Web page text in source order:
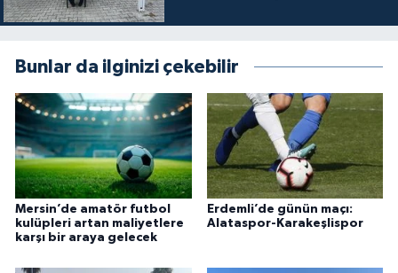
Bunlar da ilginizi çekebilir
Mersin’de amatör futbol
kulüpleri artan maliyetlere
karşı bir araya gelecek
Erdemli’de günün maçı:
Alataspor-Karakeşlispor